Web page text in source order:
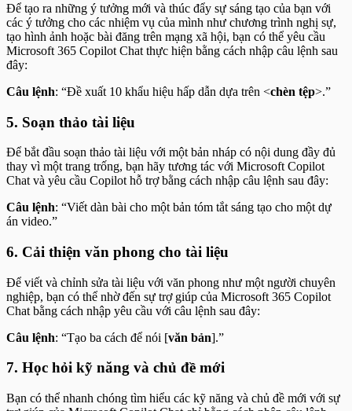
Để tạo ra những ý tưởng mới và thúc đẩy sự sáng tạo của bạn với
các ý tưởng cho các nhiệm vụ của mình như chương trình nghị sự,
tạo hình ảnh hoặc bài đăng trên mạng xã hội, bạn có thể yêu cầu
Microsoft 365 Copilot Chat thực hiện bằng cách nhập câu lệnh sau
đây:
Câu lệnh: “Đề xuất 10 khẩu hiệu hấp dẫn dựa trên <chèn tệp>.”
5. Soạn thảo tài liệu
Để bắt đầu soạn thảo tài liệu với một bản nháp có nội dung đầy đủ
thay vì một trang trống, bạn hãy tương tác với Microsoft Copilot
Chat và yêu cầu Copilot hỗ trợ bằng cách nhập câu lệnh sau đây:
Câu lệnh: “Viết dàn bài cho một bản tóm tắt sáng tạo cho một dự
án video.”
6. Cải thiện văn phong cho tài liệu
Để viết và chỉnh sửa tài liệu với văn phong như một người chuyên
nghiệp, bạn có thể nhờ đến sự trợ giúp của Microsoft 365 Copilot
Chat bằng cách nhập yêu cầu với câu lệnh sau đây:
Câu lệnh: “Tạo ba cách để nói [văn bản].”
7. Học hỏi kỹ năng và chủ đề mới
Bạn có thể nhanh chóng tìm hiểu các kỹ năng và chủ đề mới với sự